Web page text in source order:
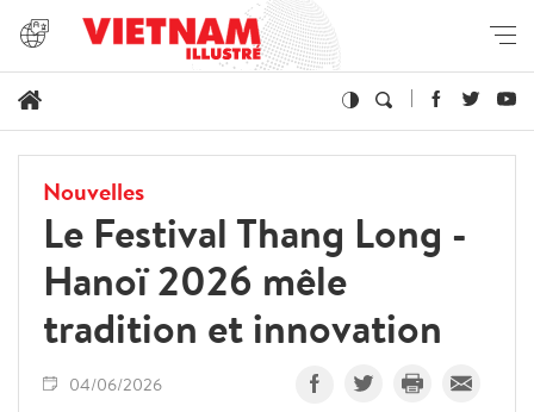
Nouvelles
Le Festival Thang Long -
Hanoï 2026 mêle
tradition et innovation
04/06/2026